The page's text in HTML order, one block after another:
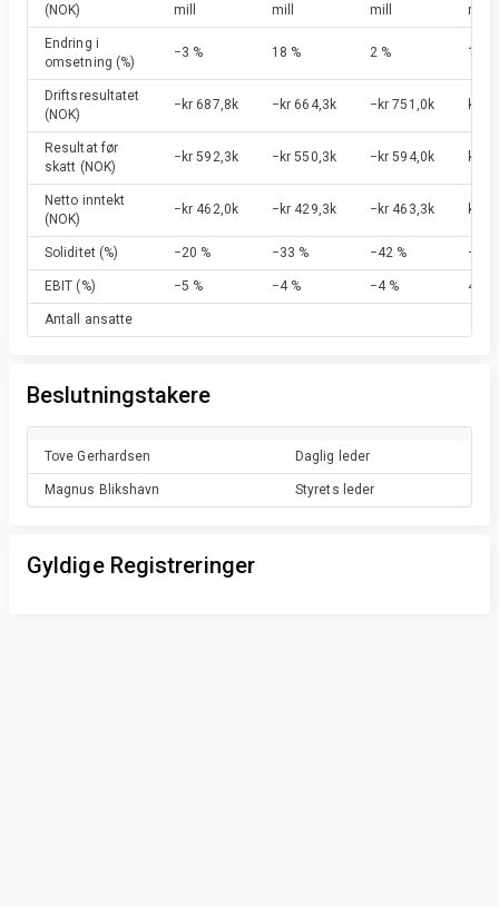
(NOK)
mill
mill
mill
mill
Endring i
omsetning (%)
−3 % 18 % 2 % 1 %
Driftsresultatet
(NOK)
−kr 687,8k −kr 664,3k −kr 751,0k kr
Resultat før
skatt (NOK)
−kr 592,3k −kr 550,3k −kr 594,0k kr
Netto inntekt
(NOK)
−kr 462,0k −kr 429,3k −kr 463,3k kr
Soliditet (%) −20 % −33 % −42 % −25
EBIT (%) −5 % −4 % −4 % 4 %
Antall ansatte
Beslutningstakere
Tove Gerhardsen Daglig leder
Magnus Blikshavn Styrets leder
Gyldige Registreringer